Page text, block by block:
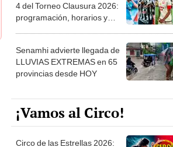
4 del Torneo Clausura 2026:
programación, horarios y
Senamhi advierte llegada de
LLUVIAS EXTREMAS en 65
provincias desde HOY
¡Vamos al Circo!
Circo de las Estrellas 2026: